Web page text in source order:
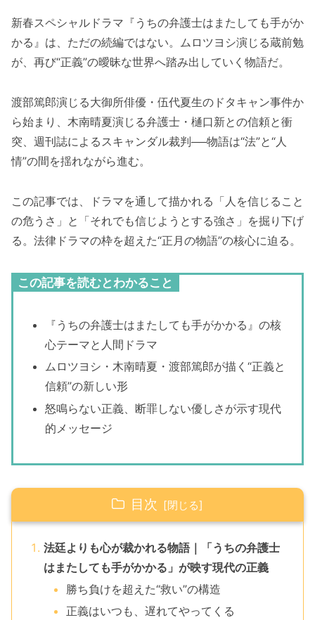
新春スペシャルドラマ『うちの弁護士はまたしても手がか
かる』は、ただの続編ではない。ムロツヨシ演じる蔵前勉
が、再び“正義”の曖昧な世界へ踏み出していく物語だ。
渡部篤郎演じる大御所俳優・伍代夏生のドタキャン事件か
ら始まり、木南晴夏演じる弁護士・樋口新との信頼と衝
突、週刊誌によるスキャンダル裁判──物語は“法”と“人
情”の間を揺れながら進む。
この記事では、ドラマを通して描かれる「人を信じること
の危うさ」と「それでも信じようとする強さ」を掘り下げ
る。法律ドラマの枠を超えた“正月の物語”の核心に迫る。
この記事を読むとわかること
『うちの弁護士はまたしても手がかかる』の核
心テーマと人間ドラマ
ムロツヨシ・木南晴夏・渡部篤郎が描く“正義と
信頼”の新しい形
怒鳴らない正義、断罪しない優しさが示す現代
的メッセージ
目次
法廷よりも心が裁かれる物語｜「うちの弁護士
はまたしても手がかかる」が映す現代の正義
勝ち負けを超えた“救い”の構造
正義はいつも、遅れてやってくる